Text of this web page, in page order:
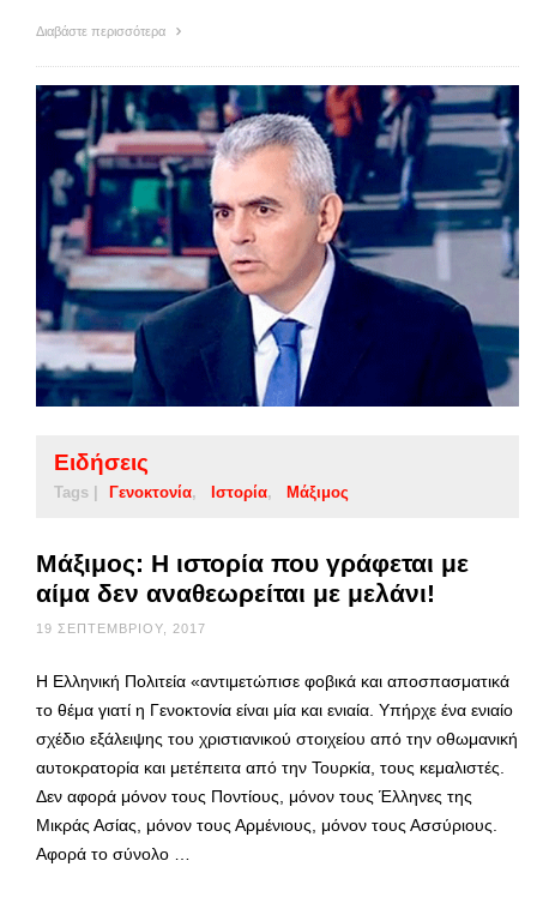
Διαβάστε περισσότερα
Ειδήσεις
Tags | Γενοκτονία Ιστορία Μάξιμος
Μάξιμος: Η ιστορία που γράφεται με
αίμα δεν αναθεωρείται με μελάνι!
19 ΣΕΠΤΕΜΒΡΊΟΥ, 2017
Η Ελληνική Πολιτεία «αντιμετώπισε φοβικά και αποσπασματικά
το θέμα γιατί η Γενοκτονία είναι μία και ενιαία. Υπήρχε ένα ενιαίο
σχέδιο εξάλειψης του χριστιανικού στοιχείου από την οθωμανική
αυτοκρατορία και μετέπειτα από την Τουρκία, τους κεμαλιστές.
Δεν αφορά μόνον τους Ποντίους, μόνον τους Έλληνες της
Μικράς Ασίας, μόνον τους Αρμένιους, μόνον τους Ασσύριους.
Αφορά το σύνολο …